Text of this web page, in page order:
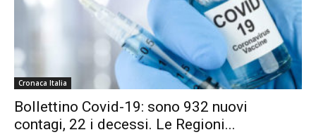
Cronaca Italia
Bollettino Covid-19: sono 932 nuovi
contagi, 22 i decessi. Le Regioni...